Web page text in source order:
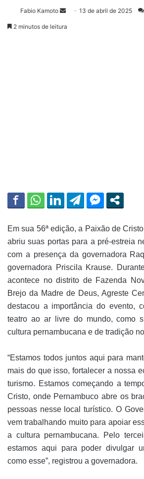
Fabio Kamoto 13 de abril de 2025
2 minutos de leitura
Em sua 56ª edição, a Paixão de
abriu suas portas para a pré-estreia
com a presença da governadora
governadora Priscila Krause.
acontece no distrito de Fazenda
Brejo da Madre de Deus, Agreste
destacou a importância do evento,
teatro ao ar livre do mundo, como
cultura pernambucana e de tradição
“Estamos todos juntos aqui para
mais do que isso, fortalecer a nossa
turismo. Estamos começando a
Cristo, onde Pernambuco abre os
pessoas nesse local turístico. O
vem trabalhando muito para apoiar
a cultura pernambucana. Pelo
estamos aqui para poder divulgar
como esse”, registrou a governadora.